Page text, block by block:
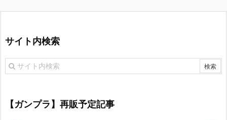
サイト内検索
【ガンプラ】再販予定記事